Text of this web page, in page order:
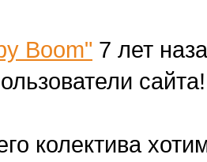
Boom" 7 лет
сайта!
колектива